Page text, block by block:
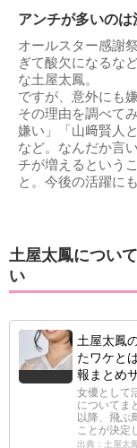
アンチが多いの
オールスター感謝
ぎて酸欠になるな
な土屋太鳳。
ですが、意外にも
その理由を調べて
嫌い」「山﨑賢人
など。なんだか言
チが増えるという
と。今後の活躍に
土屋太鳳につい
い
土屋太鳳
たワケと
報まとめ
女優として
についてま
以降、飛ぶ
ことが決定
出典：土屋太